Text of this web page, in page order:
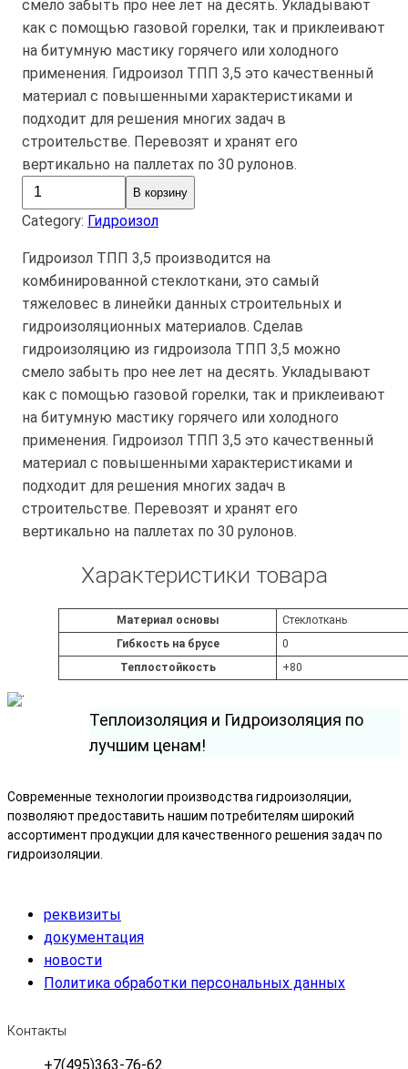
смело забыть про нее лет на десять. Укладывают
как с помощью газовой горелки, так и приклеивают
на битумную мастику горячего или холодного
применения. Гидроизол ТПП 3,5 это качественный
материал с повышенными характеристиками и
подходит для решения многих задач в
строительстве. Перевозят и хранят его
вертикально на паллетах по 30 рулонов.
о
л
и
ч
е
с
т
в
о
т
о
в
а
р
а
о
П
3
1
0
к
в
м
В корзину
Category: Гидроизол
Гидроизол ТПП 3,5 производится на
комбинированной стеклоткани, это самый
тяжеловес в линейки данных строительных и
гидроизоляционных материалов. Сделав
гидроизоляцию из гидроизола ТПП 3,5 можно
смело забыть про нее лет на десять. Укладывают
как с помощью газовой горелки, так и приклеивают
на битумную мастику горячего или холодного
применения. Гидроизол ТПП 3,5 это качественный
материал с повышенными характеристиками и
подходит для решения многих задач в
строительстве. Перевозят и хранят его
вертикально на паллетах по 30 рулонов.
Характеристики товара
Атрибуты Значение
Материал основы
Стеклоткань
Гибкость на брусе
0
Теплостойкость
+80
Теплоизоляция и Гидроизоляция по
лучшим ценам!
Современные технологии производства гидроизоляции,
позволяют предоставить нашим потребителям широкий
ассортимент продукции для качественного решения задач по
гидроизоляции.
реквизиты
документация
новости
Политика обработки персональных данных
Контакты
+7(495)363-76-62